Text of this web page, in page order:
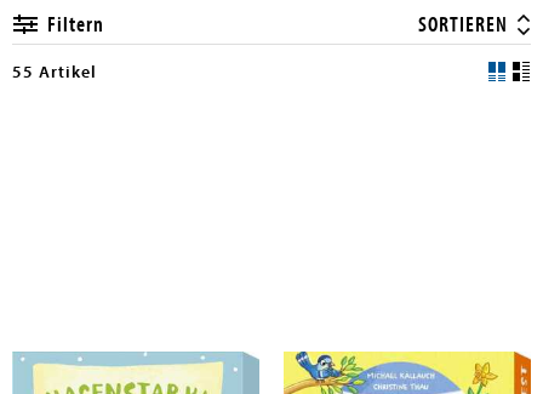
Filtern SORTIEREN
55 Artikel